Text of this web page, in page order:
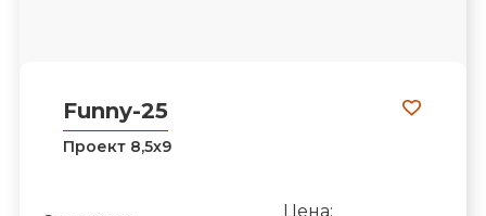
Funny-25
Проект 8,5х9
Цена: